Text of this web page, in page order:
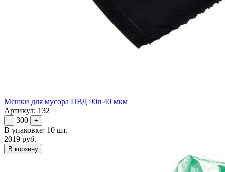
Мешки для мусора ПВД 90л 40 мкм
Артикул: 132
- 300 +
В упаковке: 10 шт.
2019 руб.
В корзину